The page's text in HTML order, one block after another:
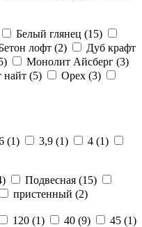
Белый глянец (15)
лофт (2)
Дуб крафт
) Монолит Айсберг (3)
(5) Орех (3)
(1) 3,9 (1) 4 (1)
) Подвесная (15)
пристенный (2)
120 (1) 40 (9) 45 (1)